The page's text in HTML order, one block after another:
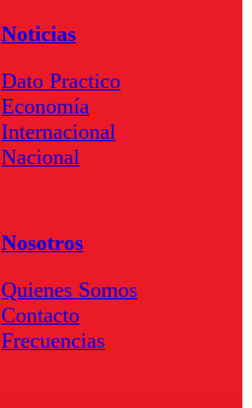
Noticias
Dato Practico
Economía
Internacional
Nacional
Nosotros
Quienes Somos
Contacto
Frecuencias